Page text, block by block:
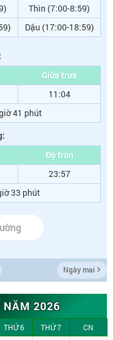
Thìn (7:00-8:59)
Dậu (17:00-18:59)
Giữa trưa
11:04
41 phút
Độ tròn
23:57
33 phút
Ngày mai
NĂM 2026
THỨ 6 THỨ 7 CN